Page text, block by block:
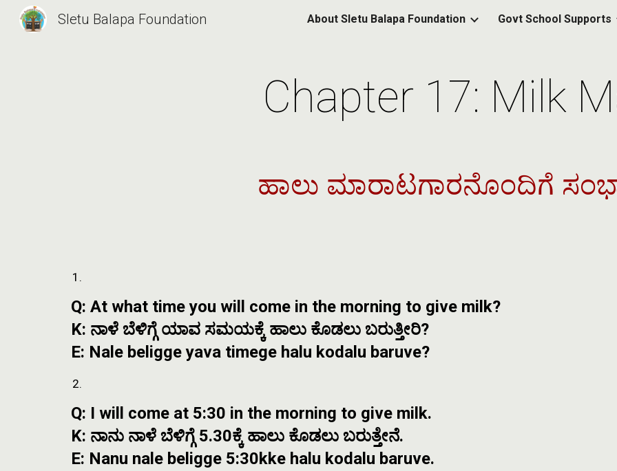
Skip to main content Skip to
Sletu Balapa Foundation About Sletu Balapa Foundation Govt School Supports
Chapter 17: Milk
ಹಾಲು ಮಾರಾಟಗಾರನೊಂದಿಗೆ
Q: At what time you will come in the morning to give milk?
K: ನಾಳೆ ಬೆಳಿಗ್ಗೆ ಯಾವ ಸಮಯಕ್ಕೆ ಹಾಲು ಕೊಡಲು ಬರುತ್ತೀರಿ?
E: Nale beligge yava timege halu kodalu baruve?
Q: I will come at 5:30 in the morning to give milk.
K: ನಾನು ನಾಳೆ ಬೆಳಿಗ್ಗೆ 5.30ಕ್ಕೆ ಹಾಲು ಕೊಡಲು ಬರುತ್ತೇನೆ.
E: Nanu nale beligge 5:30kke halu kodalu baruve.